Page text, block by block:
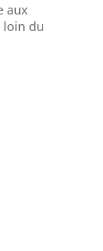
aux
loin du